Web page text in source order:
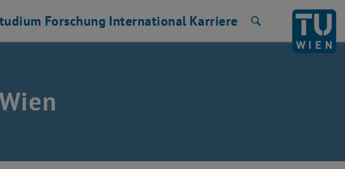
Forschung International Karriere